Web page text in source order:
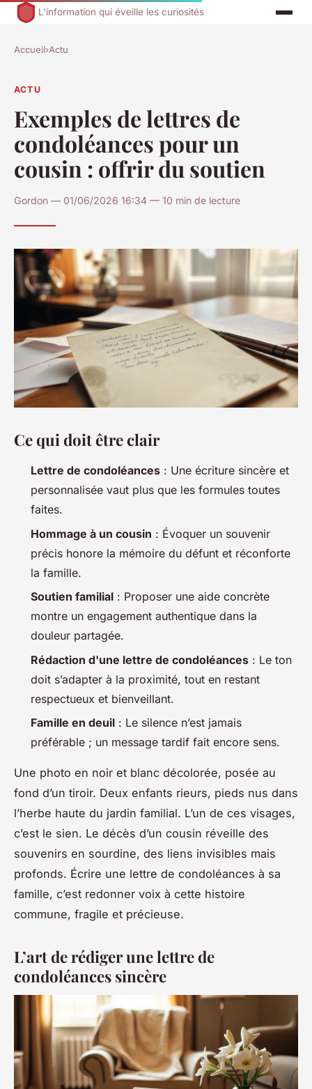
L'information qui éveille les curiosités
Accueil›Actu
ACTU
Exemples de lettres de
condoléances pour un
cousin : offrir du soutien
Gordon — 01/06/2026 16:34 — 10 min de lecture
Ce qui doit être clair
Lettre de condoléances : Une écriture sincère et
personnalisée vaut plus que les formules toutes
faites.
Hommage à un cousin : Évoquer un souvenir
précis honore la mémoire du défunt et réconforte
la famille.
Soutien familial : Proposer une aide concrète
montre un engagement authentique dans la
douleur partagée.
Rédaction d'une lettre de condoléances : Le ton
doit s’adapter à la proximité, tout en restant
respectueux et bienveillant.
Famille en deuil : Le silence n’est jamais
préférable ; un message tardif fait encore sens.
Une photo en noir et blanc décolorée, posée au
fond d’un tiroir. Deux enfants rieurs, pieds nus dans
l’herbe haute du jardin familial. L’un de ces visages,
c’est le sien. Le décès d’un cousin réveille des
souvenirs en sourdine, des liens invisibles mais
profonds. Écrire une lettre de condoléances à sa
famille, c’est redonner voix à cette histoire
commune, fragile et précieuse.
L’art de rédiger une lettre de
condoléances sincère